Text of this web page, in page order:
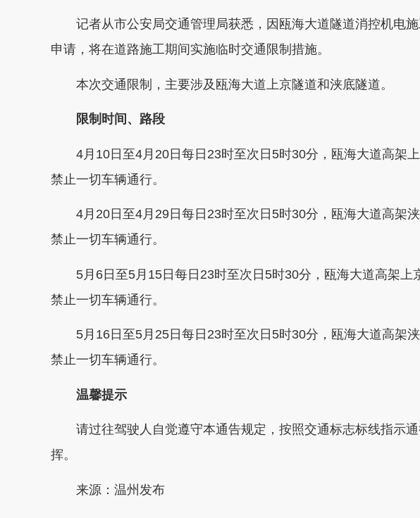
记者从市公安局交通管理局获悉，因瓯海大道隧道消控机电
申请， 将在道路施工期间实施临时交通限制措施。
本次交通限制，主要涉及 瓯海大道上京隧道和浃底隧道。
限制时间、路段
4月10日至4月20日每日23时至次日5时30分 ，瓯海大道高架
禁止一切车辆通行。
4月20日至4月29日每日23时至次日5时30分 ，瓯海大道高架
禁止一切车辆通行。
5月6日至5月15日每日23时至次日5时30分 ，瓯海大道高架
禁止一切车辆通行。
5月16日至5月25日每日23时至次日5时30分 ，瓯海大道高架
禁止一切车辆通行。
温馨提示
请过往驾驶人自觉遵守本通告规定，按照交通标志标线指示
挥。
来源：温州发布